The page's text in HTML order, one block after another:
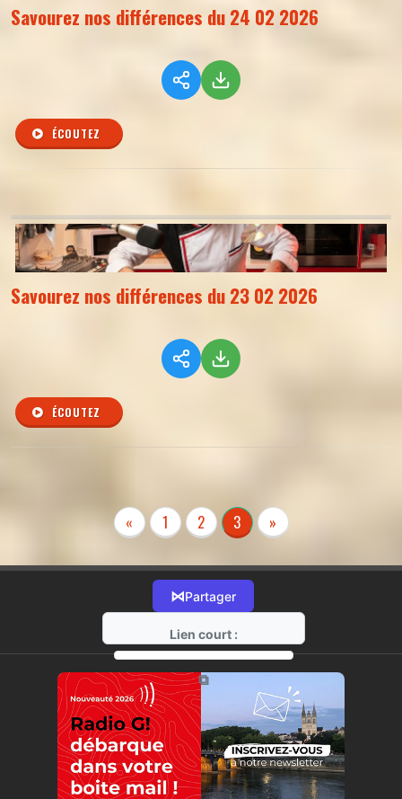
Savourez nos différences du 24 02 2026
ÉCOUTEZ
Savourez nos différences du 23 02 2026
ÉCOUTEZ
« 1 2 3 »
⋈Partager
Lien court :
https://radio-g.fr?r513
⧉